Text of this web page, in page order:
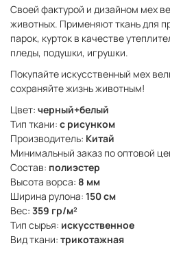
Своей фактурой и дизайном мех
животных. Применяют ткань для
парок, курток в качестве
пледы, подушки, игрушки.
Покупайте искусственный мех
сохраняйте жизнь животным!
Цвет: черный+белый
Тип ткани: с рисунком
Производитель: Китай
Минимальный заказ по оптовой
Состав: полиэстер
Высота ворса: 8 мм
Ширина рулона: 150 см
Вес: 359 гр/м²
Тип сырья: искусственное
Вид ткани: трикотажная